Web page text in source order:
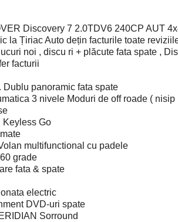
Discovery 7 2.0TDV6 240CP AUT
la Țiriac Auto dețin facturile toate
noi , discu ri + plăcute fata spate ,
facturii
Dublu panoramic fata spate
3 nivele Moduri de off roade ( nisip
Keyless Go
multifunctional cu padele
grade
fata & spate
electric
DVD-uri spate
Sorround